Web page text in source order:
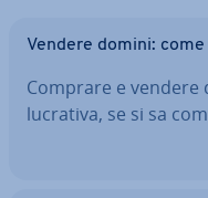
Vendere domini:
Comprare e
lucrativa, se si sa